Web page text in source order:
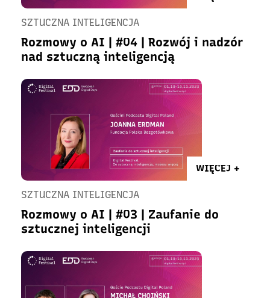
SZTUCZNA INTELIGENCJA
Rozmowy o AI | #04 | Rozwój i nadzór
nad sztuczną inteligencją
WIĘCEJ +
SZTUCZNA INTELIGENCJA
Rozmowy o AI | #03 | Zaufanie do
sztucznej inteligencji